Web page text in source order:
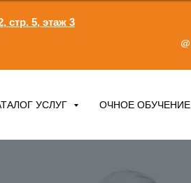
стр. 5, этаж 3
УСЛУГ ОЧНОЕ ОБУЧЕНИЕ